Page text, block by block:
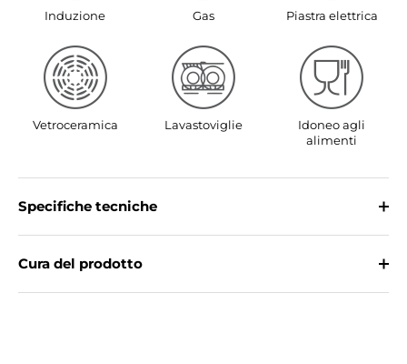
Induzione Gas Piastra elettrica
Vetroceramica Lavastoviglie
Idoneo agli
alimenti
Specifiche tecniche
Cura del prodotto